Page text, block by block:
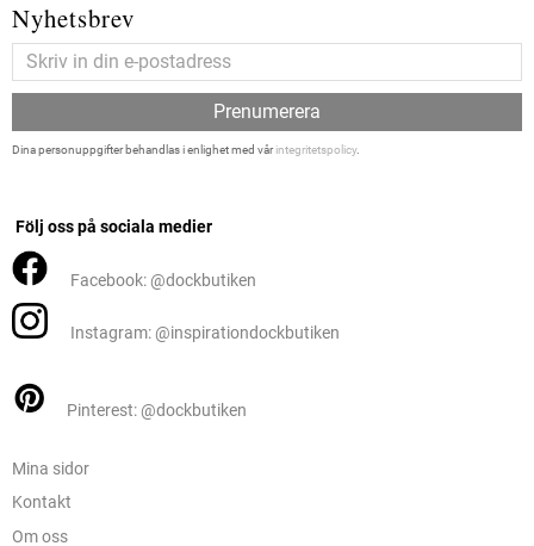
Nyhetsbrev
Prenumerera
Dina personuppgifter behandlas i enlighet med vårintegritetspolicy.
Följ oss på sociala medier
Facebook: @dockbutiken
Instagram: @inspirationdockbutiken
Pinterest: @dockbutiken
Mina sidor
Kontakt
Om oss